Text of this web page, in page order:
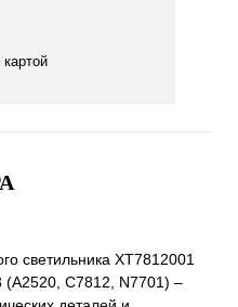
светильника XT7812001
(A2520, C7812, N7701) –